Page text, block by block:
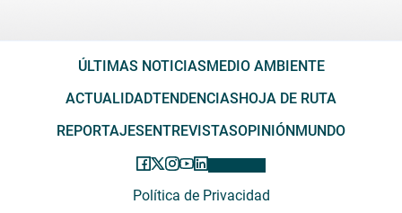
ÚLTIMAS NOTICIAS MEDIO AMBIENTE
ACTUALIDADTENDENCIAS HOJA DE RUTA
REPORTAJES ENTREVISTASOPINIÓN MUNDO
Política de Privacidad